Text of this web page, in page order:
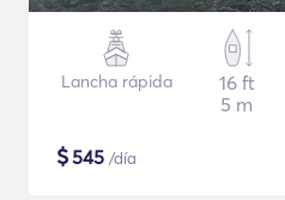
Lancha rápida
16 ft
5 m
$545 /día